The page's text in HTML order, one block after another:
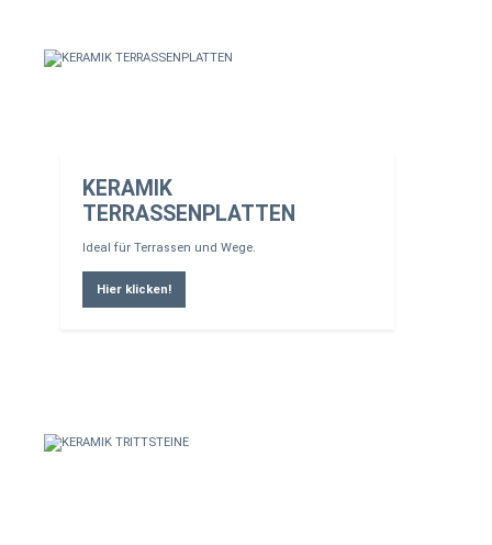
KERAMIK
TERRASSENPLATTEN
Ideal für Terrassen und Wege.
Hier klicken!